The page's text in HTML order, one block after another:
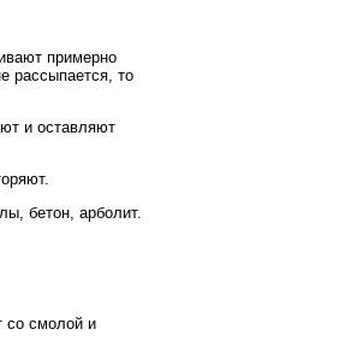
примерно
рассыпается, то
и оставляют
бетон, арболит.
смолой и